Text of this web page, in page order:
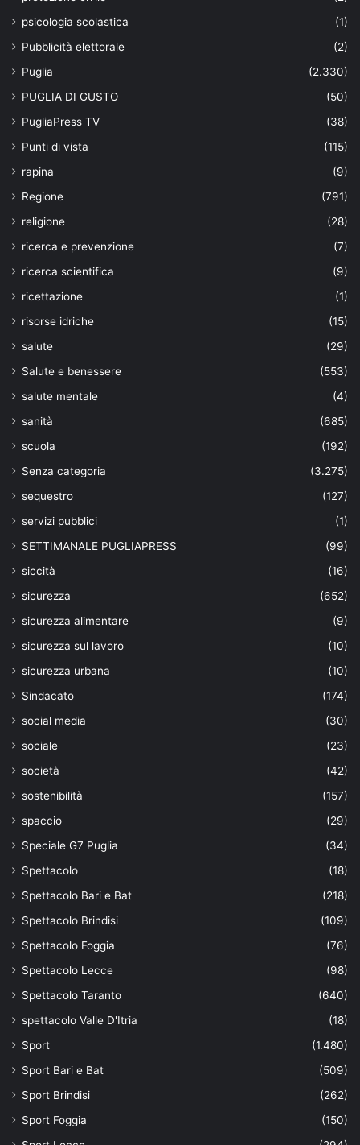
psicologia scolastica
(1)
Pubblicità elettorale
(2)
Puglia
(2.330)
PUGLIA DI GUSTO
(50)
PugliaPress TV
(38)
Punti di vista
(115)
rapina
(9)
Regione
(791)
religione
(28)
ricerca e prevenzione
(7)
ricerca scientifica
(9)
ricettazione
(1)
risorse idriche
(15)
salute
(29)
Salute e benessere
(553)
salute mentale
(4)
sanità
(685)
scuola
(192)
Senza categoria
(3.275)
sequestro
(127)
servizi pubblici
(1)
SETTIMANALE PUGLIAPRESS
(99)
siccità
(16)
sicurezza
(652)
sicurezza alimentare
(9)
sicurezza sul lavoro
(10)
sicurezza urbana
(10)
Sindacato
(174)
social media
(30)
sociale
(23)
società
(42)
sostenibilità
(157)
spaccio
(29)
Speciale G7 Puglia
(34)
Spettacolo
(18)
Spettacolo Bari e Bat
(218)
Spettacolo Brindisi
(109)
Spettacolo Foggia
(76)
Spettacolo Lecce
(98)
Spettacolo Taranto
(640)
spettacolo Valle D'Itria
(18)
Sport
(1.480)
Sport Bari e Bat
(509)
Sport Brindisi
(262)
Sport Foggia
(150)